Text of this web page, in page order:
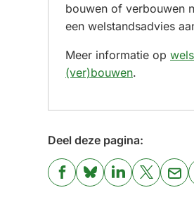
bouwen of verbouwen
een welstandsadvies
Meer informatie op
(ver)bouwen.
Deel deze pagina:
(Verwijst(Verwijst(Verwijst(Verwijst